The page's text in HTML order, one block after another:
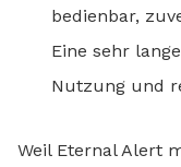
bedienbar,
Eine sehr
Nutzung und
Weil Eternal Alert